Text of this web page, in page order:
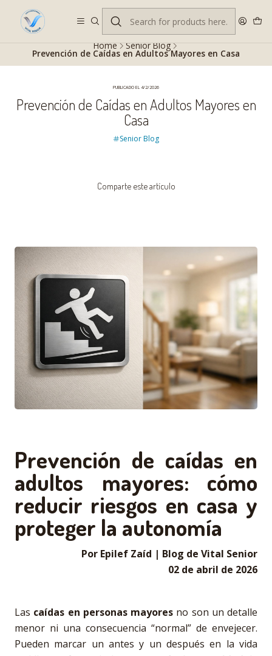
Despacho gratis en RM desde $100.000. Revisa las condiciones.
Home Senior Blog
Prevención de Caídas en Adultos Mayores en Casa
PUBLICADO EL 4/2/2026
Prevención de Caídas en Adultos Mayores en
Casa
Senior Blog
Comparte este artículo
Prevención de caídas en
adultos mayores: cómo
reducir riesgos en casa y
proteger la autonomía
Por Epilef Zaíd | Blog de Vital Senior
02 de abril de 2026
Las caídas en personas mayores no son un detalle
menor ni una consecuencia “normal” de envejecer.
Pueden marcar un antes y un después en la vida